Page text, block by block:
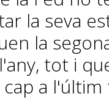
la seva
la
tot i
a